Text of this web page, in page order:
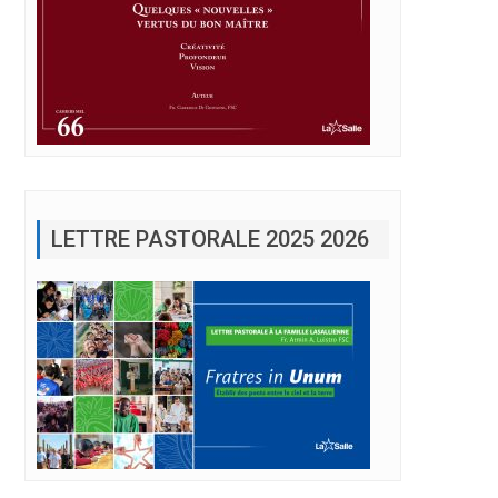
LETTRE PASTORALE 2025 2026